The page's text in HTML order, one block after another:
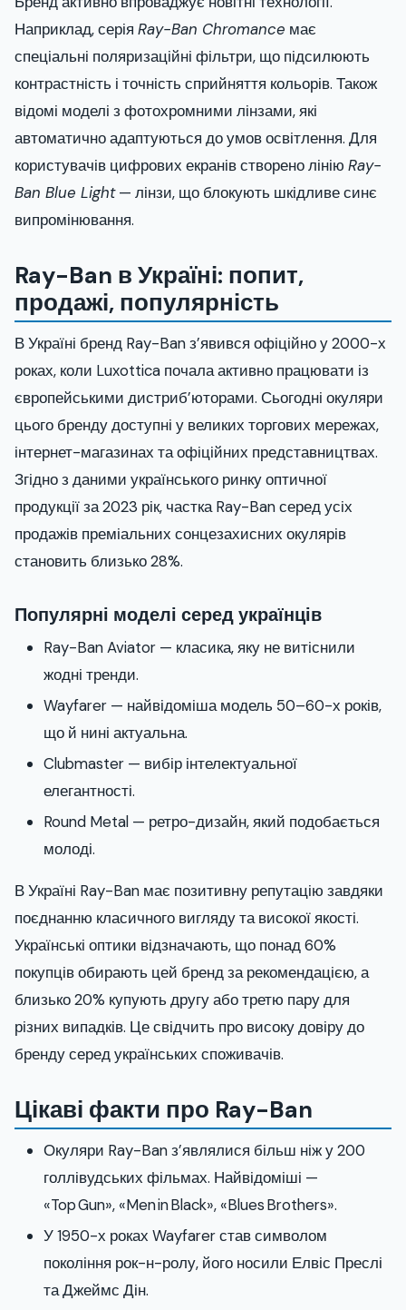
Наприклад, серія Ray-Ban Chromance має
спеціальні поляризаційні фільтри, що підсилюють
контрастність і точність сприйняття кольорів. Також
відомі моделі з фотохромними лінзами, які
автоматично адаптуються до умов освітлення. Для
користувачів цифрових екранів створено лінію Ray-
Ban Blue Light— лінзи, що блокують шкідливе синє
випромінювання.
Ray-Ban в Україні: попит,
продажі, популярність
В Україні бренд Ray-Ban з’явився офіційно у 2000-х
роках, коли Luxottica почала активно працювати із
європейськими дистриб’юторами. Сьогодні окуляри
цього бренду доступні у великих торгових мережах,
інтернет-магазинах та офіційних представництвах.
Згідно з даними українського ринку оптичної
продукції за 2023 рік, частка Ray-Ban серед усіх
продажів преміальних сонцезахисних окулярів
становить близько 28%.
Популярні моделі серед українців
Ray-Ban Aviator — класика, яку не витіснили
жодні тренди.
Wayfarer — найвідоміша модель 50–60-х років,
що й нині актуальна.
Clubmaster — вибір інтелектуальної
елегантності.
Round Metal — ретро-дизайн, який подобається
молоді.
В Україні Ray-Ban має позитивну репутацію завдяки
поєднанню класичного вигляду та високої якості.
Українські оптики відзначають, що понад 60%
покупців обирають цей бренд за рекомендацією, а
близько 20% купують другу або третю пару для
різних випадків. Це свідчить про високу довіру до
бренду серед українських споживачів.
Цікаві факти про Ray-Ban
Окуляри Ray-Ban з’являлися більш ніж у 200
голлівудських фільмах. Найвідоміші —
«Top Gun», «Men in Black», «Blues Brothers».
У 1950-х роках Wayfarer став символом
покоління рок-н-ролу, його носили Елвіс Преслі
та Джеймс Дін.